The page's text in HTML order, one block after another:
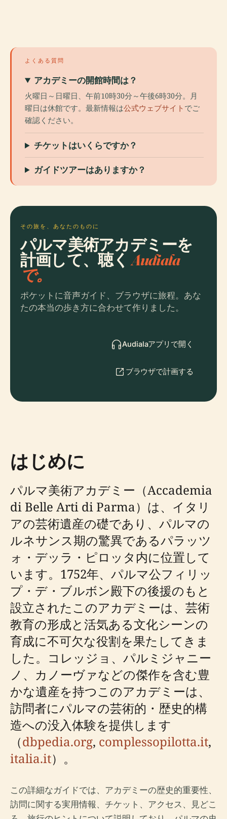
よくある質問
アカデミーの開館時間は？
火曜日～日曜日、午前10時30分～午後6時30分。月
曜日は休館です。最新情報は公式ウェブサイトでご
確認ください。
チケットはいくらですか？
ガイドツアーはありますか？
その旅を、あなたのものに
パルマ美術アカデミーを
計画して、聴くAudiala
で。
ポケットに音声ガイド、ブラウザに旅程。あな
たの本当の歩き方に合わせて作りました。
Audialaアプリで開く
ブラウザで計画する
はじめに
パルマ美術アカデミー（Accademia
di Belle Arti di Parma）は、イタリ
アの芸術遺産の礎であり、パルマの
ルネサンス期の驚異であるパラッツ
ォ・デッラ・ピロッタ内に位置して
います。1752年、パルマ公フィリッ
プ・デ・ブルボン殿下の後援のもと
設立されたこのアカデミーは、芸術
教育の形成と活気ある文化シーンの
育成に不可欠な役割を果たしてきま
した。コレッジョ、パルミジャニー
ノ、カノーヴァなどの傑作を含む豊
かな遺産を持つこのアカデミーは、
訪問者にパルマの芸術的・歴史的構
造への没入体験を提供します
（dbpedia.org, complessopilotta.it,
italia.it）。
この詳細なガイドでは、アカデミーの歴史的重要性、
訪問に関する実用情報、チケット、アクセス、見どこ